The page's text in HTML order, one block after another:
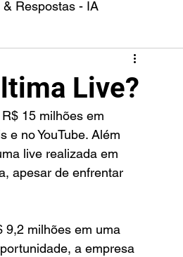
& Respostas - IA
Live?
15 milhões em
e no YouTube. Além
live realizada em
apesar de enfrentar
9,2 milhões em uma
a empresa